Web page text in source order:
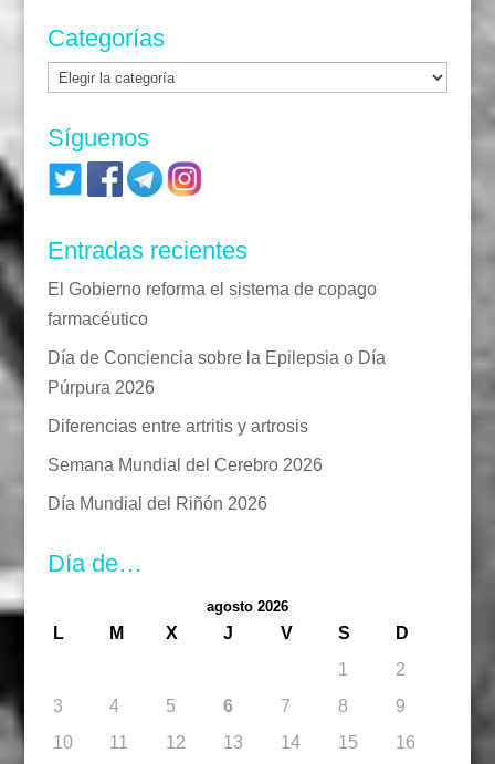
Categorías
Categorías
Síguenos
Entradas recientes
El Gobierno reforma el sistema de copago
farmacéutico
Día de Conciencia sobre la Epilepsia o Día
Púrpura 2026
Diferencias entre artritis y artrosis
Semana Mundial del Cerebro 2026
Día Mundial del Riñón 2026
Día de…
agosto 2026
L M X J V S
D
1
2
3
4 5 6 7 8
9
10
11 12 13 14 15
16